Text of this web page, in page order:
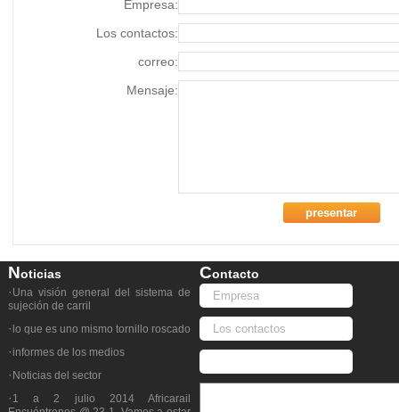
Empresa:
Los contactos:
correo:
Mensaje:
NOticias
· Una visión general del sistema de
sujeción de carril
· lo que es uno mismo tornillo roscado
· informes de los medios
· Noticias del sector
· 1 a 2 julio 2014 Africarail
COntacto